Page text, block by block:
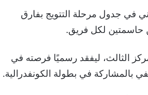
المركز الثاني في جدول مرحلة التتويج بفارق
حاسمتين لكل فريق.
عند 41 نقطة في المركز الثالث، ليفقد رسميًا فرصته في
بالمشاركة في بطولة الكونفدرالية.